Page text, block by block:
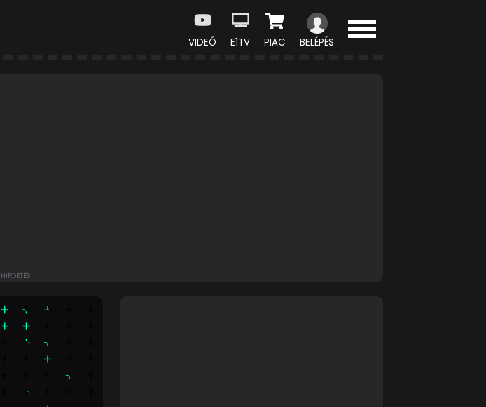
VIDEÓ E1TV PIAC BELÉPÉS